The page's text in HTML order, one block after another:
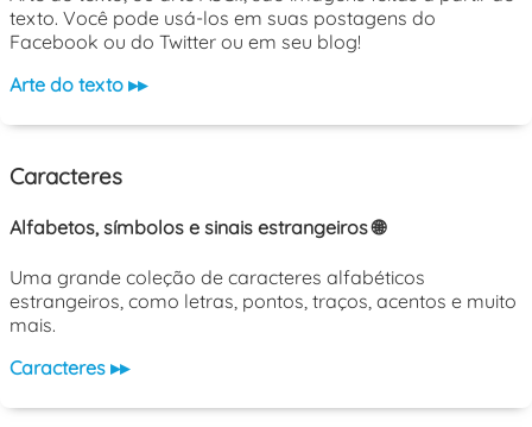
texto. Você pode usá-los em suas postagens do
Facebook ou do Twitter ou em seu blog!
Arte do texto ▸▸
Caracteres
Alfabetos, símbolos e sinais estrangeiros 🌐
Uma grande coleção de caracteres alfabéticos
estrangeiros, como letras, pontos, traços, acentos e muito
mais.
Caracteres ▸▸